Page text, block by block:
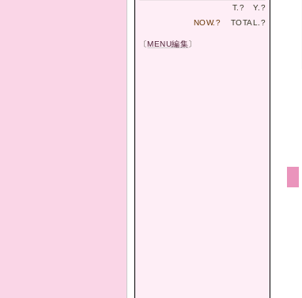
T. ? Y. ?
NOW.? TOTAL. ?
〔MENU編集〕